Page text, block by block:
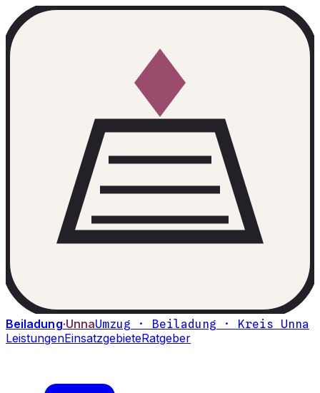
Beiladung·UnnaUmzug · Beiladung · Kreis Unna
LeistungenEinsatzgebieteRatgeber